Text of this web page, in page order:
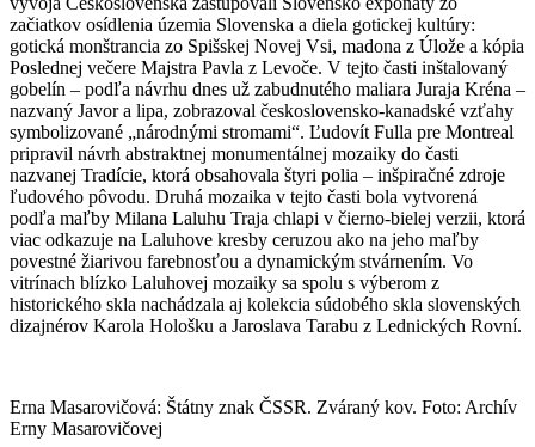
začiatkov osídlenia územia Slovenska a diela gotickej kultúry:
gotická monštrancia zo Spišskej Novej Vsi, madona z Úlože a kópia
Poslednej večere Majstra Pavla z Levoče. V tejto časti inštalovaný
gobelín – podľa návrhu dnes už zabudnutého maliara Juraja Kréna –
nazvaný Javor a lipa, zobrazoval československo-kanadské vzťahy
symbolizované „národnými stromami“. Ľudovít Fulla pre Montreal
pripravil návrh abstraktnej monumentálnej mozaiky do časti
nazvanej Tradície, ktorá obsahovala štyri polia – inšpiračné zdroje
ľudového pôvodu. Druhá mozaika v tejto časti bola vytvorená
podľa maľby Milana Laluhu Traja chlapi v čierno-bielej verzii, ktorá
viac odkazuje na Laluhove kresby ceruzou ako na jeho maľby
povestné žiarivou farebnosťou a dynamickým stvárnením. Vo
vitrínach blízko Laluhovej mozaiky sa spolu s výberom z
historického skla nachádzala aj kolekcia súdobého skla slovenských
dizajnérov Karola Hološku a Jaroslava Tarabu z Lednických Rovní.
Erna Masarovičová: Štátny znak ČSSR. Zváraný kov. Foto: Archív
Erny Masarovičovej